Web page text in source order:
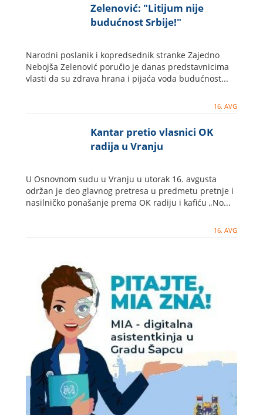
Zelenović: "Litijum nije
budućnost Srbije!"
Narodni poslanik i kopredsednik stranke Zajedno
Nebojša Zelenović poručio je danas predstavnicima
vlasti da su zdrava hrana i pijaća voda budućnost...
16. AVG
Kantar pretio vlasnici OK
radija u Vranju
U Osnovnom sudu u Vranju u utorak 16. avgusta
održan je deo glavnog pretresa u predmetu pretnje i
nasilničko ponašanje prema OK radiju i kafiću „No...
16. AVG